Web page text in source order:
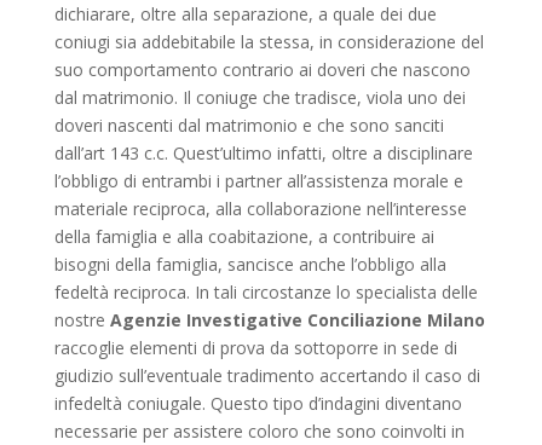
dichiarare, oltre alla separazione, a quale dei due
coniugi sia addebitabile la stessa, in considerazione del
suo comportamento contrario ai doveri che nascono
dal matrimonio. Il coniuge che tradisce, viola uno dei
doveri nascenti dal matrimonio e che sono sanciti
dall’art 143 c.c. Quest’ultimo infatti, oltre a disciplinare
l’obbligo di entrambi i partner all’assistenza morale e
materiale reciproca, alla collaborazione nell’interesse
della famiglia e alla coabitazione, a contribuire ai
bisogni della famiglia, sancisce anche l’obbligo alla
fedeltà reciproca. In tali circostanze lo specialista delle
nostre Agenzie Investigative Conciliazione Milano
raccoglie elementi di prova da sottoporre in sede di
giudizio sull’eventuale tradimento accertando il caso di
infedeltà coniugale. Questo tipo d’indagini diventano
necessarie per assistere coloro che sono coinvolti in